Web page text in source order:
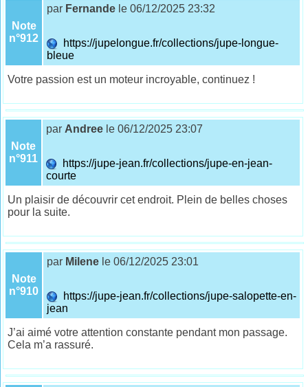
Note
n°912
par Fernande le 06/12/2025 23:32
https://jupelongue.fr/collections/jupe-longue-
bleue
Votre passion est un moteur incroyable, continuez !
Note
n°911
par Andree le 06/12/2025 23:07
https://jupe-jean.fr/collections/jupe-en-jean-
courte
Un plaisir de découvrir cet endroit. Plein de belles choses
pour la suite.
Note
n°910
par Milene le 06/12/2025 23:01
https://jupe-jean.fr/collections/jupe-salopette-en-
jean
J’ai aimé votre attention constante pendant mon passage.
Cela m’a rassuré.